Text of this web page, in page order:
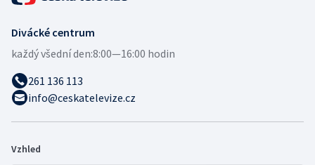
Divácké centrum
každý všední den:8:00—16:00 hodin
261 136 113
info@ceskatelevize.cz
Vzhled